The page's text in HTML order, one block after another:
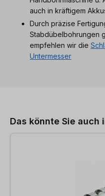
auch in kräftigem
Durch präzise
Stabdübelbohrungen
empfehlen wir die
Untermesser
Das könnte Sie auch